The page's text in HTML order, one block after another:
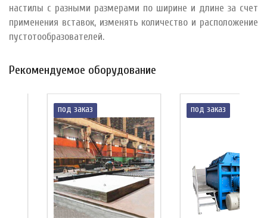
настилы с разными размерами по ширине и длине за счет
применения вставок, изменять количество и расположение
пустотообразователей.
Рекомендуемое оборудование
под заказ под заказ